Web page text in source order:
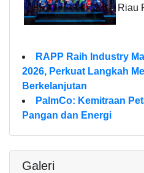
Riau
RAPP Raih Industry
2026, Perkuat Langkah
Berkelanjutan
PalmCo: Kemitraan
Pangan dan Energi
Galeri